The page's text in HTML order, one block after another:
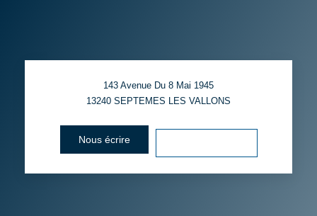
143 Avenue Du 8 Mai 1945
13240 SEPTEMES LES VALLONS
Nous écrire